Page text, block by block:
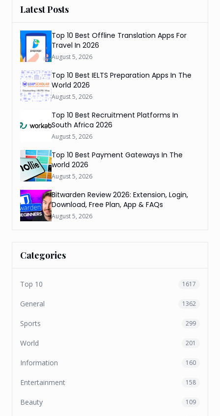
Latest Posts
Top 10 Best Offline Translation Apps For
Travel In 2026
August 5, 2026
Top 10 Best IELTS Preparation Apps In The
World 2026
August 5, 2026
Top 10 Best Recruitment Platforms In
South Africa 2026
August 5, 2026
Top 10 Best Payment Gateways In The
world 2026
August 5, 2026
Bitwarden Review 2026: Extension, Login,
Download, Free Plan, App & FAQs
August 5, 2026
Categories
Top 10 1617
General 1362
Sports 299
World 201
Information 160
Entertainment 158
Beauty 109